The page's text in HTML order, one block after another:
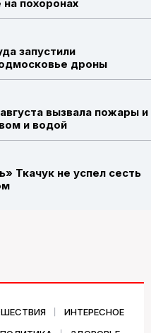
похоронах
запустили
дроны
вызвала пожары и
и водой
Ткачук не успел сесть
ИНТЕРЕСНОЕ